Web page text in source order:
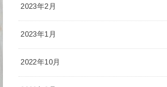
2023年2月
2023年1月
2022年10月